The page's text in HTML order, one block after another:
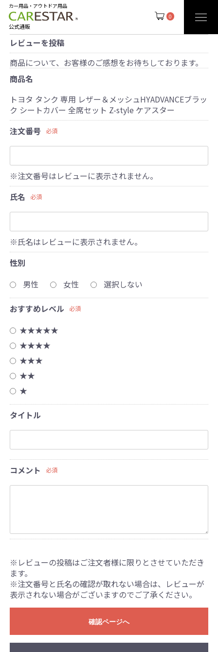
0
カー用品・アウトドア用品
公式通販
レビューを投稿
商品について、お客様のご感想をお待ちしております。
商品名
トヨタ タンク 専用 レザー＆メッシュHYADVANCEブラッ
ク シートカバー 全席セット Z-style ケアスター
注文番号
必須
※注文番号はレビューに表示されません。
氏名
必須
※氏名はレビューに表示されません。
性別
男性
女性 選択しない
おすすめレベル 必須
★★★★★
★★★★
★★★
★★
★
タイトル
コメント 必須
※レビューの投稿はご注文者様に限りとさせていただき
ます。
※注文番号と氏名の確認が取れない場合は、レビューが
表示されない場合がございますのでご了承ください。
確認ページへ